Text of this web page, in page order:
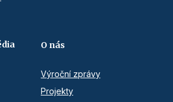
O nás
Výroční zprávy
Projekty